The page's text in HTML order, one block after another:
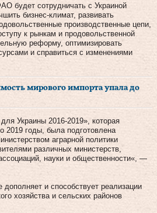
будет сотрудничать с Украиной
бизнес-климат, развивать
производственные цепи,
к рынкам и продовольственной
реформу, оптимизировать
и справиться с изменениями
мирового импорта упала до
Украины 2016-2019», которая
2019 годы, была подготовлена
аграрной политики
различных министерств,
науки и общественности«, —
дополняет и способствует реализации
хозяйства и сельских районов